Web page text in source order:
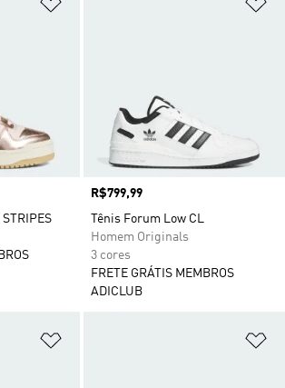
Preço
R$799,99
Tênis Forum Low CL
Homem Originals
3 cores
FRETE GRÁTIS MEMBROS
ADICLUB